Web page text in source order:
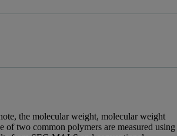
the molecular weight, molecular weight
of two common polymers are measured using